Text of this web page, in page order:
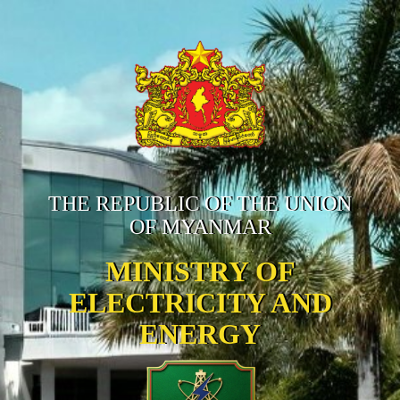
THE REPUBLIC OF THE UNION
OF MYANMAR
MINISTRY OF
ELECTRICITY AND
ENERGY